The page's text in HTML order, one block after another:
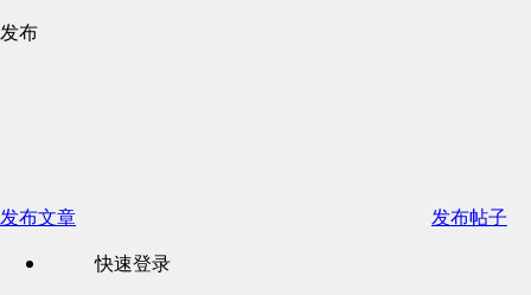
发布
发布文章
发布帖子
快速登录